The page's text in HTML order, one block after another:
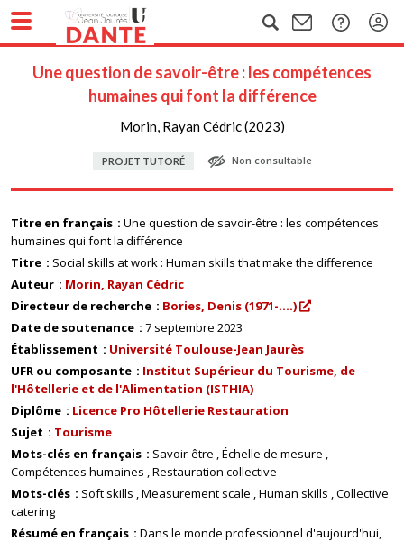
Une question de savoir-être : les compétences
humaines qui font la différence
Morin, Rayan Cédric (2023)
PROJET TUTORÉ Non consultable
Titre en français
Une question de savoir-être : les compétences
humaines qui font la différence
Titre
Social skills at work : Human skills that make the difference
Auteur
Morin, Rayan Cédric
Directeur de recherche
Bories, Denis (1971-....)
Date de soutenance
7 septembre 2023
Établissement
Université Toulouse-Jean Jaurès
UFR ou composante
Institut Supérieur du Tourisme, de
l'Hôtellerie et de l'Alimentation (ISTHIA)
Diplôme
Licence Pro Hôtellerie Restauration
Sujet
Tourisme
Mots-clés en français
Savoir-être Échelle de mesure
Compétences humaines Restauration collective
Mots-clés
Soft skills Measurement scale Human skills Collective
catering
Résumé en français
Dans le monde professionnel d'aujourd'hui,